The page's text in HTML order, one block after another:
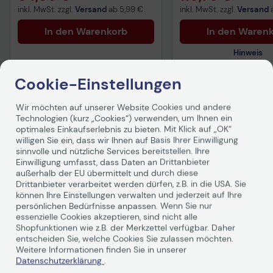
inkl. MwSt. zzgl. Versand ab 5,99 €
In den Warenkorb
inkl. MwSt. zzgl. Versand
In den
Hinweis
Technisches
Vorvertragliche
gemäß der EU-
Datenverordnung
Produktbeschreibung
Technische Daten
Cookie-Einstellungen
Wir möchten auf unserer Website Cookies und andere
Technologien (kurz „Cookies“) verwenden, um Ihnen ein
optimales Einkaufserlebnis zu bieten. Mit Klick auf „OK“
willigen Sie ein, dass wir Ihnen auf Basis Ihrer Einwilligung
sinnvolle und nützliche Services bereitstellen. Ihre
Einwilligung umfasst, dass Daten an Drittanbieter
außerhalb der EU übermittelt und durch diese
Drittanbieter verarbeitet werden dürfen, z.B. in die USA. Sie
können Ihre Einstellungen verwalten und jederzeit auf Ihre
persönlichen Bedürfnisse anpassen. Wenn Sie nur
essenzielle Cookies akzeptieren, sind nicht alle
Shopfunktionen wie z.B. der Merkzettel verfügbar. Daher
entscheiden Sie, welche Cookies Sie zulassen möchten.
Weitere Informationen finden Sie in unserer
Datenschutzerklärung .